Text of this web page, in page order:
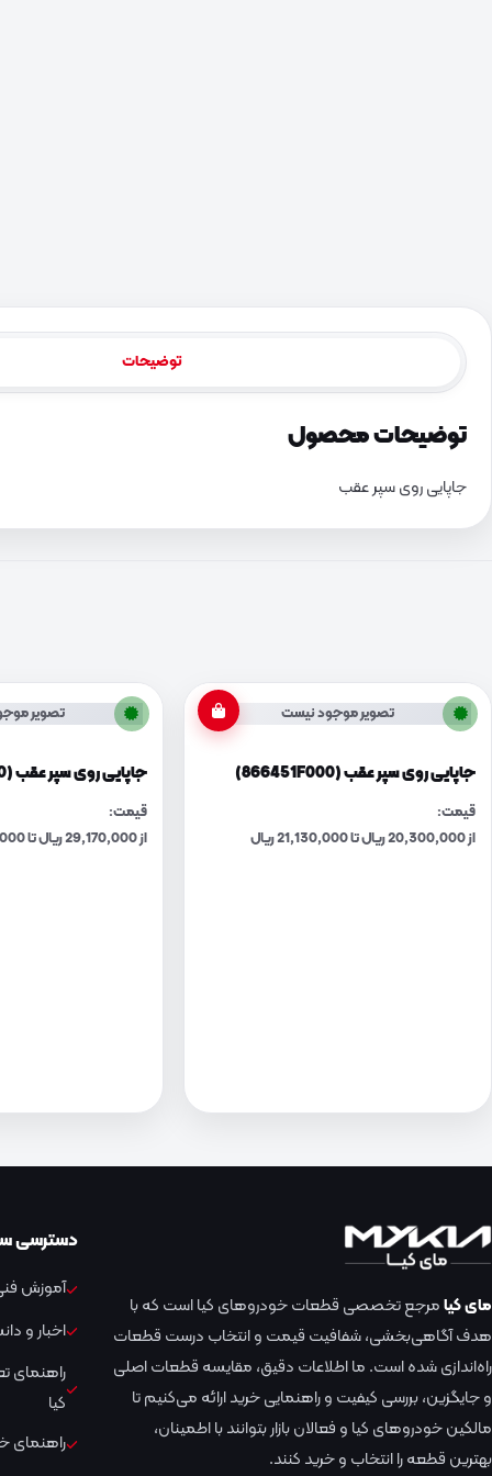
توضیحات
توضیحات محصول
جاپایی روی سپر عقب
تصویر موجود نیست
جاپایی روی سپر عقب (866451F000)
قیمت:
از 20,300,000 ریال تا 21,130,000 ریال
تصویر
جاپایی روی سپر عقب (866452J000)
قیمت:
از 29,170,000 ریال تا 30,360,000 ریال
مای کیامرجع تخصصی قطعات خودروهای کیا است که با
هدف آگاهی‌بخشی، شفافیت قیمت و انتخاب درست قطعات
راه‌اندازی شده است. ما اطلاعات دقیق، مقایسه قطعات اصلی
و جایگزین، بررسی کیفیت و راهنمایی خرید ارائه می‌کنیم تا
مالکین خودروهای کیا و فعالان بازار بتوانند با اطمینان،
بهترین قطعه را انتخاب و خرید کنند.
دسترسی
آموزش
اخبار و
راهنمای
کیا
راهنمای